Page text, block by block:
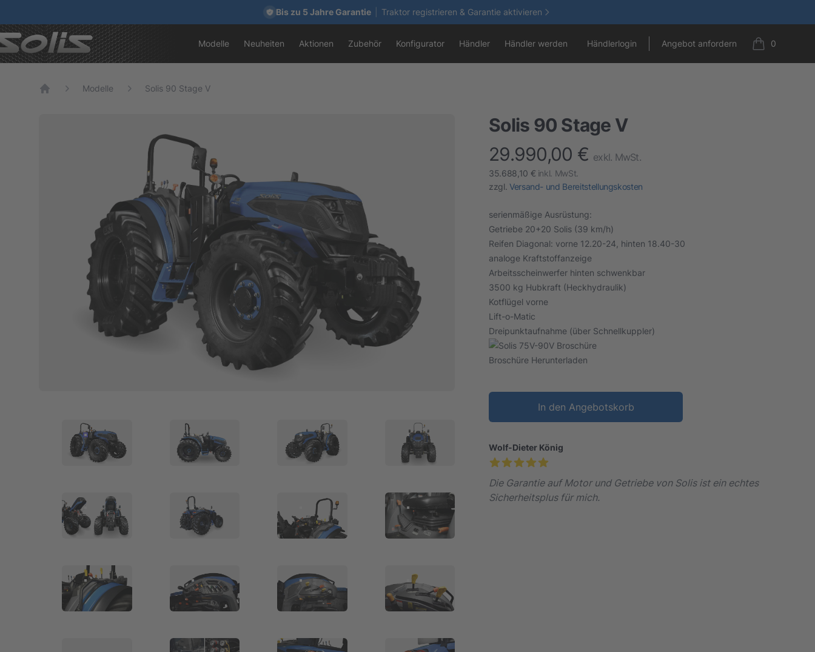
Bis zu 5 Jahre Garantie Traktor registrieren & Garantie aktivieren
Modelle Neuheiten Aktionen Zubehör Konfigurator Händler Händler werden Händlerlogin Angebot anfordern 0
items in cart,
Modelle Solis 90 Stage V
Solis 90 Stage V
finalProduct information
29.990,00 € exkl. MwSt.
35.688,10 € inkl. MwSt.
zzgl. Versand- und Bereitstellungskosten
serienmäßige Ausrüstung:
Getriebe 20+20 Solis (39 km/h)
Reifen Diagonal: vorne 12.20-24, hinten 18.40-30
analoge Kraftstoffanzeige
Arbeitsscheinwerfer hinten schwenkbar
3500 kg Hubkraft (Heckhydraulik)
Kotflügel vorne
Lift-o-Matic
Dreipunktaufnahme (über Schnellkuppler)
Broschüre Herunterladen
In den Angebotskorb
Wolf-Dieter König
Die Garantie auf Motor und Getriebe von Solis ist ein echtes
Sicherheitsplus für mich.